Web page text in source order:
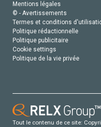
Mentions légales
© - Avertissements
Termes et conditions
Politique rédactionnelle
Politique publicitaire
Cookie settings
Politique de la vie privée
Tout le contenu de ce site: